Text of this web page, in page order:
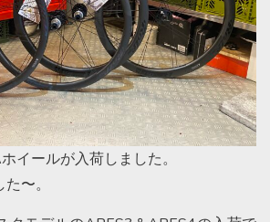
イールが入荷しました。
〜。